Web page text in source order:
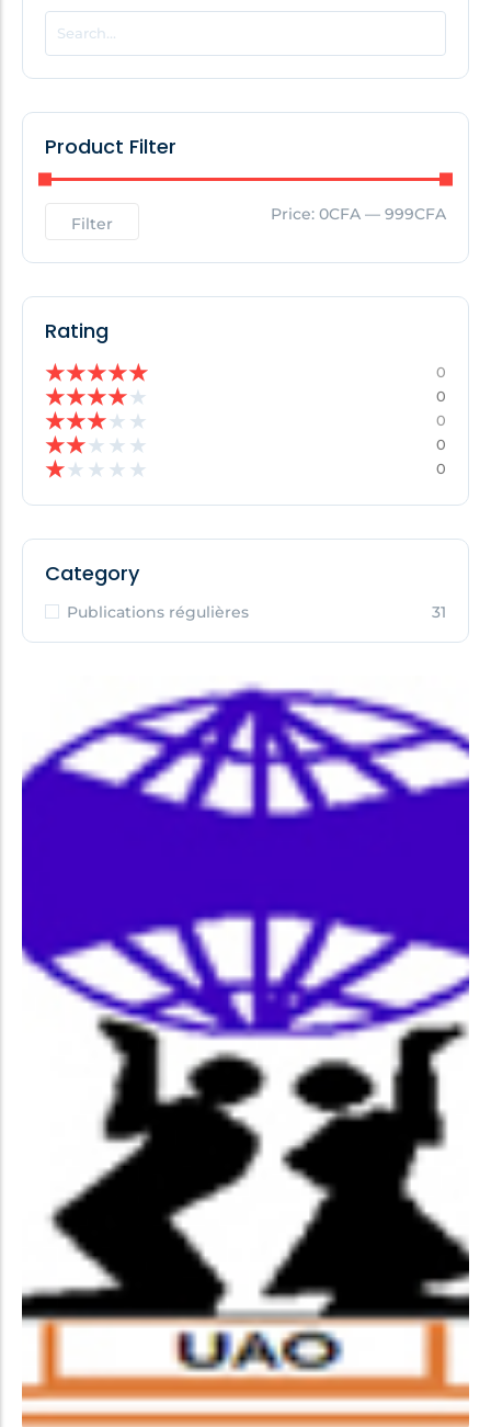
POPULAR THIS WEEK
No Posts Found!
No Posts Found!
Product Filter
Filter Price: 0CFA — 999CFA
Rating
★★★★★ 0
★★★★★ 0
★★★★ ★ 0
★★★ ★ ★ 0
★★ ★ ★ ★ 0
Category
Publications régulières 31